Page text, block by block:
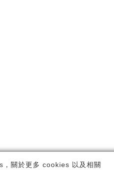
，關於更多 cookies 以及相關